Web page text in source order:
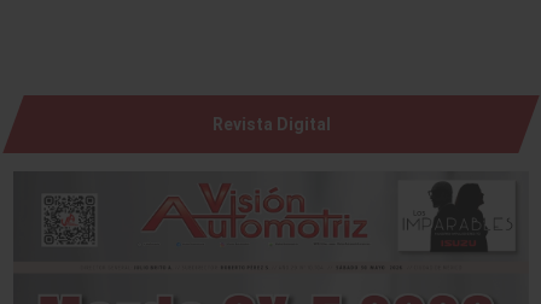
Revista Digital